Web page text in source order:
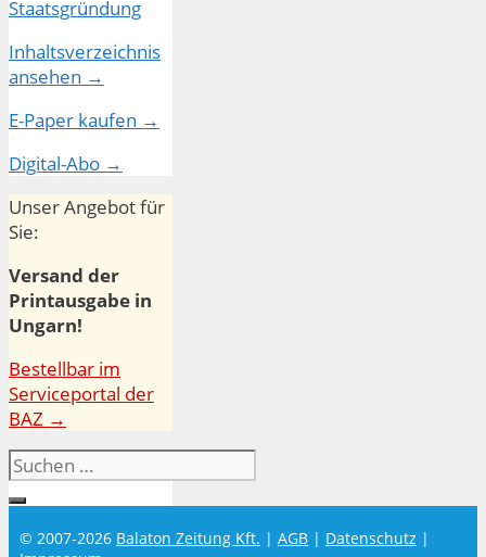
Inhaltsverzeichnis
ansehen →
E-Paper kaufen →
Digital-Abo →
Unser Angebot für
Sie:
Versand der
Printausgabe in
Ungarn!
Bestellbar im
Serviceportal der
BAZ →
Suchen
nach:
© 2007-2026 Balaton Zeitung Kft. | AGB | Datenschutz |